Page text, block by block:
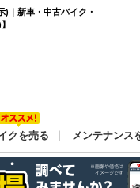
)｜新車・中古バイク・
クを売る メンテナンス